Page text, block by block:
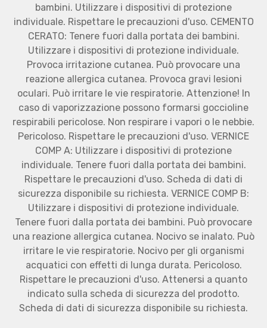
bambini. Utilizzare i dispositivi di protezione
individuale. Rispettare le precauzioni d'uso. CEMENTO
CERATO: Tenere fuori dalla portata dei bambini.
Utilizzare i dispositivi di protezione individuale.
Provoca irritazione cutanea. Può provocare una
reazione allergica cutanea. Provoca gravi lesioni
oculari. Può irritare le vie respiratorie. Attenzione! In
caso di vaporizzazione possono formarsi goccioline
respirabili pericolose. Non respirare i vapori o le nebbie.
Pericoloso. Rispettare le precauzioni d'uso. VERNICE
COMP A: Utilizzare i dispositivi di protezione
individuale. Tenere fuori dalla portata dei bambini.
Rispettare le precauzioni d'uso. Scheda di dati di
sicurezza disponibile su richiesta. VERNICE COMP B:
Utilizzare i dispositivi di protezione individuale.
Tenere fuori dalla portata dei bambini. Può provocare
una reazione allergica cutanea. Nocivo se inalato. Può
irritare le vie respiratorie. Nocivo per gli organismi
acquatici con effetti di lunga durata. Pericoloso.
Rispettare le precauzioni d'uso. Attenersi a quanto
indicato sulla scheda di sicurezza del prodotto.
Scheda di dati di sicurezza disponibile su richiesta.